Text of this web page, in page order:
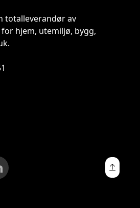
totalleverandør av
hjem, utemiljø, bygg,